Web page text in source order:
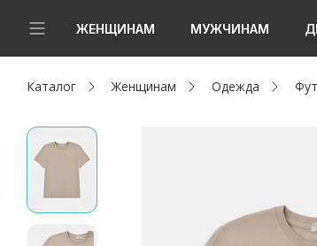
ЖЕНЩИНАМ МУЖЧИНАМ
Новинки
Женщинам
Мужчинам
Каталог Женщинам Одежда